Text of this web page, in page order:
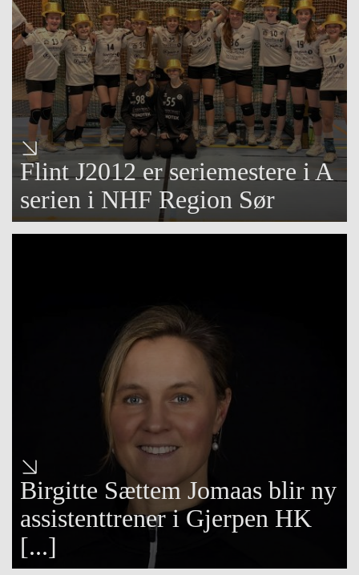
Flint J2012 er seriemestere i A
serien i NHF Region Sør
Birgitte Sættem Jomaas blir ny
assistenttrener i Gjerpen HK
[...]